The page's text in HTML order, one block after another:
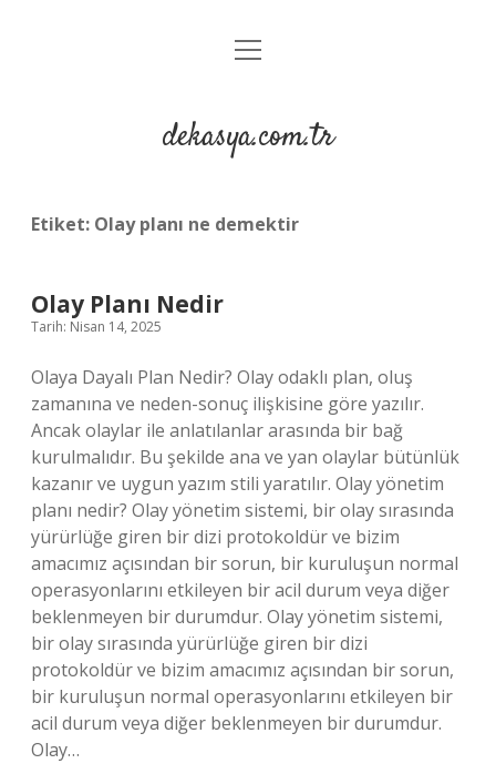
Anasayfa
Yasal Uyarı
menüyü
dekasya.com.tr
Etiket: Olay planı ne demektir
Olay Planı Nedir
Tarih: Nisan 14, 2025
Olaya Dayalı Plan Nedir? Olay odaklı plan, oluş
zamanına ve neden-sonuç ilişkisine göre yazılır.
Ancak olaylar ile anlatılanlar arasında bir bağ
kurulmalıdır. Bu şekilde ana ve yan olaylar bütünlük
kazanır ve uygun yazım stili yaratılır. Olay yönetim
planı nedir? Olay yönetim sistemi, bir olay sırasında
yürürlüğe giren bir dizi protokoldür ve bizim
amacımız açısından bir sorun, bir kuruluşun normal
operasyonlarını etkileyen bir acil durum veya diğer
beklenmeyen bir durumdur. Olay yönetim sistemi,
bir olay sırasında yürürlüğe giren bir dizi
protokoldür ve bizim amacımız açısından bir sorun,
bir kuruluşun normal operasyonlarını etkileyen bir
acil durum veya diğer beklenmeyen bir durumdur.
Olay…